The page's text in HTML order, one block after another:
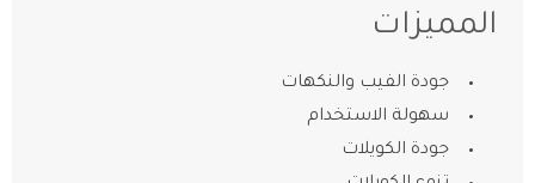
المميزات
جودة الفيب والنكهات
سهولة الاستخدام
جودة الكويلات